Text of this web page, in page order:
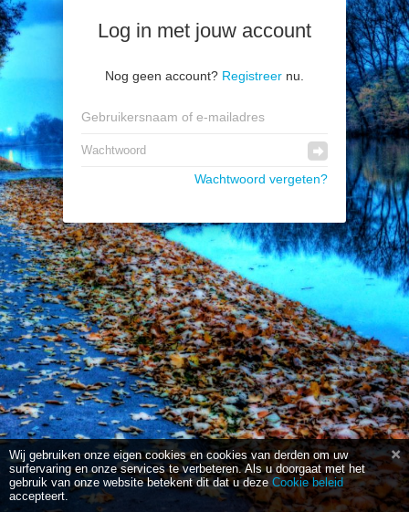
Log in met jouw account
Nog geen account? Registreer nu.
Wachtwoord vergeten?
Wij gebruiken onze eigen cookies en cookies van derden om uw
surfervaring en onze services te verbeteren. Als u doorgaat met het
gebruik van onze website betekent dit dat u deze Cookie beleid
accepteert.